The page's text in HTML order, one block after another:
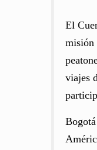
El
misión
viajes